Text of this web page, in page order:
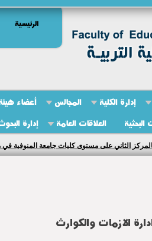
الرئيسية
إدارة الكلية المجالس أعضاء
العلاقات العامة إدارة
الثاني على مستوى كليات جامعة المنوفية في
الازمات والكوارث